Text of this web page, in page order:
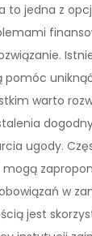
to jedna z
warto
ugody.
mogą
w
jest